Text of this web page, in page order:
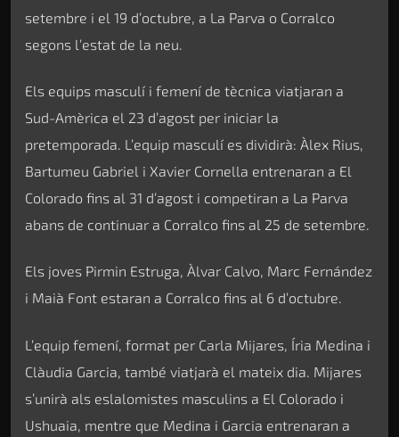
setembre i el 19 d’octubre, a La Parva o Corralco
segons l’estat de la neu.
Els equips masculí i femení de tècnica viatjaran a
Sud-Amèrica el 23 d’agost per iniciar la
pretemporada. L’equip masculí es dividirà: Àlex Rius,
Bartumeu Gabriel i Xavier Cornella entrenaran a El
Colorado fins al 31 d’agost i competiran a La Parva
abans de continuar a Corralco fins al 25 de setembre.
Els joves Pirmin Estruga, Àlvar Calvo, Marc Fernández
i Maià Font estaran a Corralco fins al 6 d’octubre.
L’equip femení, format per Carla Mijares, Íria Medina i
Clàudia Garcia, també viatjarà el mateix dia. Mijares
s’unirà als eslalomistes masculins a El Colorado i
Ushuaia, mentre que Medina i Garcia entrenaran a